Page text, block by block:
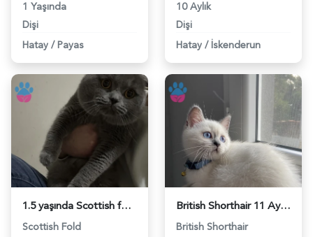
1 Yaşında
Dişi
Hatay / Payas
10 Aylık
Dişi
Hatay / İskenderun
1.5 yaşında Scottish fold erkeğimize dişi arıyoruz - 118975374
Scottish Fold
British Shorthair 11 Aylık Eş Arıyor - 118974791
British Shorthair